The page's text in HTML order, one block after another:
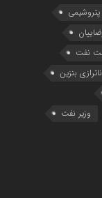
نفت
ناترازی بنزین
وزیر نفت